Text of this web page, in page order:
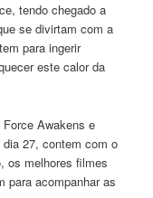
tendo chegado a
se divirtam com a
para ingerir
este calor da
Awakens e
27, contem com o
os melhores filmes
para acompanhar as